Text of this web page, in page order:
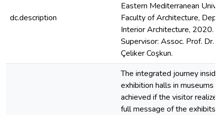
dc.description
Eastern Mediterranean
Faculty of Architecture,
Interior Architecture, 2020.
Supervisor: Assoc. Prof. Dr.
Çeliker Coşkun.
The integrated journey
exhibition halls in museums
achieved if the visitor
full message of the exhibits.